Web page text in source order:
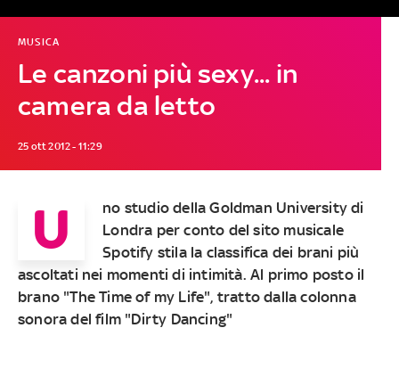
Le canzoni più sexy... in
camera da letto
MUSICA
25 ott 2012 - 11:29
U
no studio della Goldman University di
Londra per conto del sito musicale
Spotify stila la classifica dei brani più
ascoltati nei momenti di intimità. Al primo posto il
brano "The Time of my Life", tratto dalla colonna
sonora del film "Dirty Dancing"